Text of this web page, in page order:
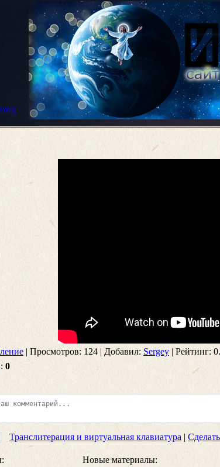
| Просмотров: 124 | Добавил: Sergey | Рейтинг:
0
Транслитерация и виртуальная клавиатура |
Новые материалы: